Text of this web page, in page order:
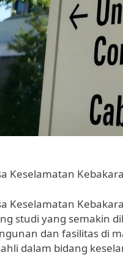
Keselamatan
Keselamatan
studi yang semakin
dan fasilitas di
dalam bidang